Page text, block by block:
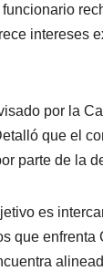
intereses
por la
que el
parte de la
es
que